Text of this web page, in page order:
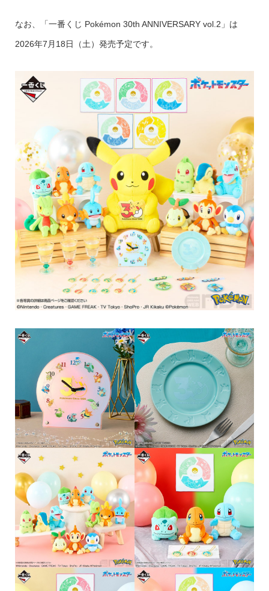
なお、「一番くじ Pokémon 30th ANNIVERSARY vol.2」は
2026年7月18日（土）発売予定です。